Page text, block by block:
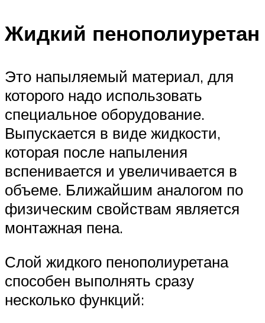
Жидкий пенополиуретан
Это напыляемый материал, для
которого надо использовать
специальное оборудование.
Выпускается в виде жидкости,
которая после напыления
вспенивается и увеличивается в
объеме. Ближайшим аналогом по
физическим свойствам является
монтажная пена.
Слой жидкого пенополиуретана
способен выполнять сразу
несколько функций: